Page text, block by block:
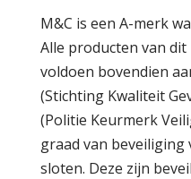
M&C is een A-merk
Alle producten van
voldoen bovendien
(Stichting Kwaliteit
(Politie Keurmerk
graad van beveiliging
sloten. Deze zijn